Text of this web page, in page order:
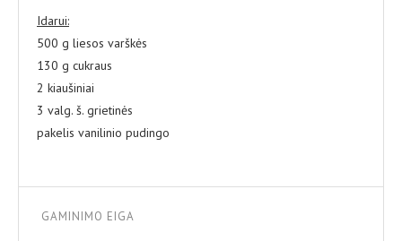
Idarui:
500 g liesos varškės
130 g cukraus
2 kiaušiniai
3 valg. š. grietinės
pakelis vanilinio pudingo
GAMINIMO EIGA